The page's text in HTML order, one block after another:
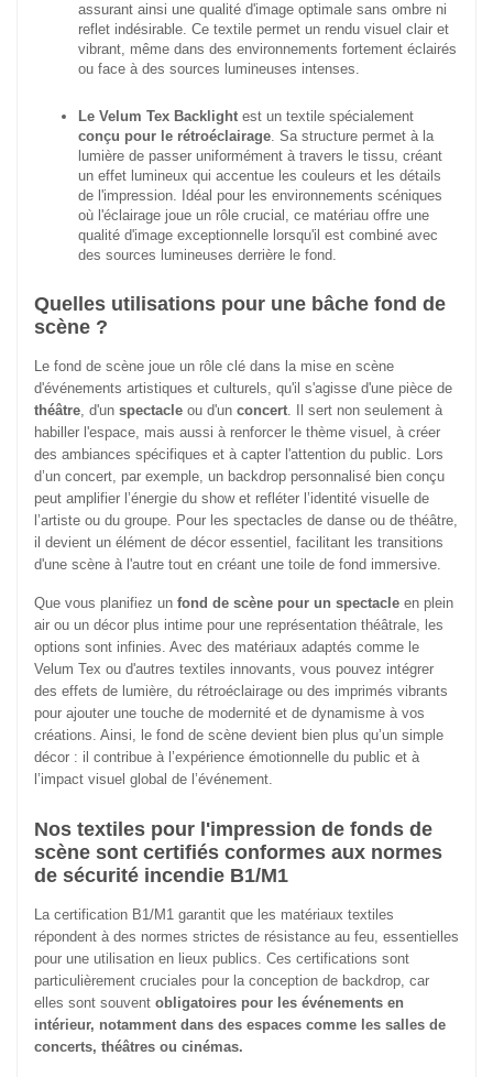
assurant ainsi une qualité d'image optimale sans ombre ni
reflet indésirable. Ce textile permet un rendu visuel clair et
vibrant, même dans des environnements fortement éclairés
ou face à des sources lumineuses intenses.
Le Velum Tex Backlight est un textile spécialement
conçu pour le rétroéclairage. Sa structure permet à la
lumière de passer uniformément à travers le tissu, créant
un effet lumineux qui accentue les couleurs et les détails
de l'impression. Idéal pour les environnements scéniques
où l'éclairage joue un rôle crucial, ce matériau offre une
qualité d'image exceptionnelle lorsqu'il est combiné avec
des sources lumineuses derrière le fond.
Quelles utilisations pour une bâche fond de
scène ?
Le fond de scène joue un rôle clé dans la mise en scène
d'événements artistiques et culturels, qu'il s'agisse d'une pièce de
théâtre, d'un spectacle ou d'un concert. Il sert non seulement à
habiller l'espace, mais aussi à renforcer le thème visuel, à créer
des ambiances spécifiques et à capter l'attention du public. Lors
d’un concert, par exemple, un backdrop personnalisé bien conçu
peut amplifier l’énergie du show et refléter l’identité visuelle de
l’artiste ou du groupe. Pour les spectacles de danse ou de théâtre,
il devient un élément de décor essentiel, facilitant les transitions
d'une scène à l'autre tout en créant une toile de fond immersive.
Que vous planifiez un fond de scène pour un spectacle en plein
air ou un décor plus intime pour une représentation théâtrale, les
options sont infinies. Avec des matériaux adaptés comme le
Velum Tex ou d'autres textiles innovants, vous pouvez intégrer
des effets de lumière, du rétroéclairage ou des imprimés vibrants
pour ajouter une touche de modernité et de dynamisme à vos
créations. Ainsi, le fond de scène devient bien plus qu’un simple
décor : il contribue à l’expérience émotionnelle du public et à
l’impact visuel global de l’événement.
Nos textiles pour l'impression de fonds de
scène sont certifiés conformes aux normes
de sécurité incendie B1/M1
La certification B1/M1 garantit que les matériaux textiles
répondent à des normes strictes de résistance au feu, essentielles
pour une utilisation en lieux publics. Ces certifications sont
particulièrement cruciales pour la conception de backdrop, car
elles sont souvent obligatoires pour les événements en
intérieur, notamment dans des espaces comme les salles de
concerts, théâtres ou cinémas.